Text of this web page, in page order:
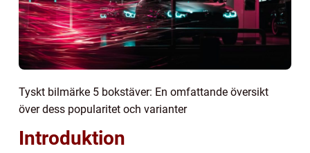
Tyskt bilmärke 5 bokstäver: En omfattande översikt
över dess popularitet och varianter
Introduktion